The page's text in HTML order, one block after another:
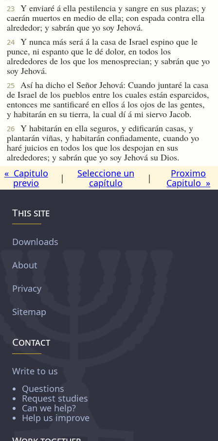
23
Y enviaré á ella pestilencia y sangre en sus plazas; y
caerán muertos en medio de ella; con espada contra ella
alrededor; y sabrán que yo soy Jehová.
24
Y nunca más será á la casa de Israel espino que le
punce, ni espanto que le dé dolor, en todos los
alrededores de los que los menosprecian; y sabrán que yo
soy Jehová.
25
Así ha dicho el Señor Jehová: Cuando juntaré la casa
de Israel de los pueblos entre los cuales están esparcidos,
entonces me santificaré en ellos á los ojos de las gentes,
y habitarán en su tierra, la cual dí á mi siervo Jacob.
26
Y habitarán en ella seguros, y edificarán casas, y
plantarán viñas, y habitarán confiadamente, cuando yo
haré juicios en todos los que los despojan en sus
alrededores; y sabrán que yo soy Jehová su Dios.
« Capitulo
previo
|
Seleccione un
capítulo
|
Proximo
Capitulo »
This site
Downloads
About
Privacy
Sitemap
Contact
Write to us
Questions
Request studies
Can we help?
Help us improve